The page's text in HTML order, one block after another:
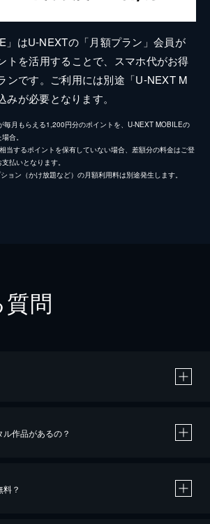
」はU-NEXTの「月額プラン」会員が
トを活用することで、スマホ代がお得
ンです。ご利用には別途「U-NEXT M
が必要となります。
毎月もらえる1,200円分のポイントを、U-NEXT MOBILEの
合。
当するポイントを保有していない場合、差額分の料金はご登
払いとなります。
ョン（かけ放題など）の月額利用料は別途発生します。
問
作品があるの？
？